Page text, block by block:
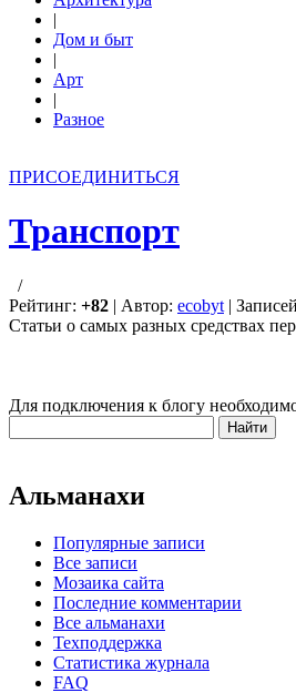
|
Дом и быт
|
Арт
|
Разное
ПРИСОЕДИНИТЬСЯ
Транспорт
/
Рейтинг: +82 | Автор: ecobyt |
Статьи о самых разных средствах
Для подключения к блогу
Альманахи
Популярные записи
Все записи
Мозаика сайта
Последние комментарии
Все альманахи
Техподдержка
Статистика журнала
FAQ